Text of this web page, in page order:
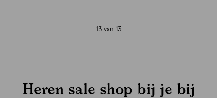
13 van 13
Heren sale shop bij je bij